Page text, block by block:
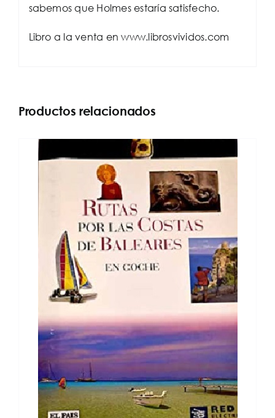
sabemos que Holmes estaría satisfecho.
Libro a la venta en www.librosvividos.com
Productos relacionados